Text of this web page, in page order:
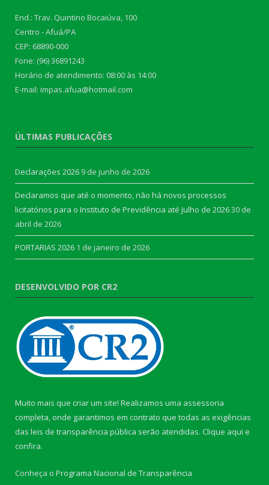
End.: Trav. Quintino Bocaiúva, 100
Centro - Afuá/PA
CEP: 68890-000
Fone: (96) 36891243
Horário de atendimento: 08:00 às 14:00
E-mail: impas.afua@hotmail.com
ÚLTIMAS PUBLICAÇÕES
Declarações 2026 9 de junho de 2026
Declaramos que até o momento, não há novos processos
licitatórios para o Instituto de Previdência até Julho de 202630 de
abril de 2026
PORTARIAS 2026 1 de janeiro de 2026
DESENVOLVIDO POR CR2
Muito mais que criar um site! Realizamos uma assessoria
completa, onde garantimos em contrato que todas as exigências
das leis de transparência pública serão atendidas. Clique aqui e
confira.
Conheça o Programa Nacional de Transparência